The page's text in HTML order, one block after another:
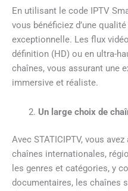
En utilisant le code IPTV
vous bénéficiez d’une
exceptionnelle. Les flux
définition (HD) ou en ultra-
chaînes, vous assurant une
immersive et réaliste.
Un large choix de
Avec STATICIPTV, vous
chaînes internationales,
les genres et catégories, y
documentaires, les chaînes